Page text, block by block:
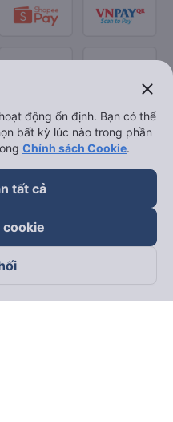
close
động ổn định. Bạn có thể
bất kỳ lúc nào trong phần
Chính sách Cookie.
tất cả
cookie